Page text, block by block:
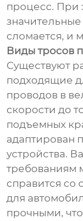
процесс. При
сломается, и
Виды тросов
Существуют
подходящие
проводов в
скорости до
подъемных
адаптирован
устройства.
требованиям
справится со
для
прочными,